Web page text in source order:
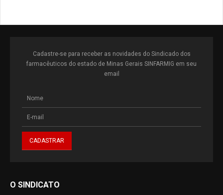
Cadastre-se para receber as novidades do Sindicado dos
farmacêuticos do estado de Minas Gerais SINFARMIG em seu
email
O SINDICATO